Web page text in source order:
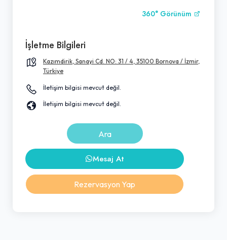
360° Görünüm
İşletme Bilgileri
Kazımdirik, Sanayi Cd. NO: 31 / 4, 35100 Bornova / İzmir,
Türkiye
İletişim bilgisi mevcut değil.
İletişim bilgisi mevcut değil.
Ara
Mesaj At
Rezervasyon Yap